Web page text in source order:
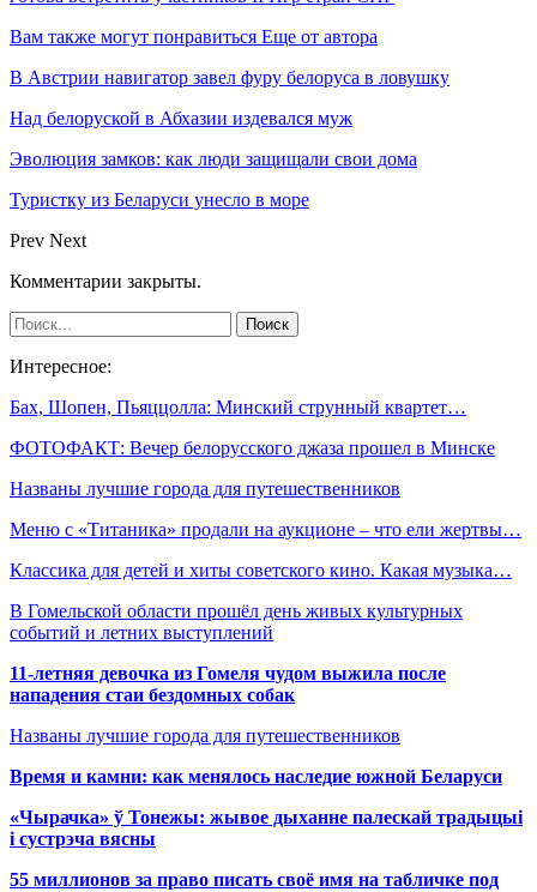
Вам также могут понравиться Еще от автора
В Австрии навигатор завел фуру белоруса в ловушку
Над белоруской в Абхазии издевался муж
Эволюция замков: как люди защищали свои дома
Туристку из Беларуси унесло в море
Prev Next
Комментарии закрыты.
Интересное:
Бах, Шопен, Пьяццолла: Минский струнный квартет…
ФОТОФАКТ: Вечер белорусского джаза прошел в Минске
Названы лучшие города для путешественников
Меню с «Титаника» продали на аукционе – что ели жертвы…
Классика для детей и хиты советского кино. Какая музыка…
В Гомельской области прошёл день живых культурных
событий и летних выступлений
11-летняя девочка из Гомеля чудом выжила после
нападения стаи бездомных собак
Названы лучшие города для путешественников
Время и камни: как менялось наследие южной Беларуси
«Чырачка» ў Тонежы: жывое дыханне палескай традыцыі
і сустрэча вясны
55 миллионов за право писать своё имя на табличке под